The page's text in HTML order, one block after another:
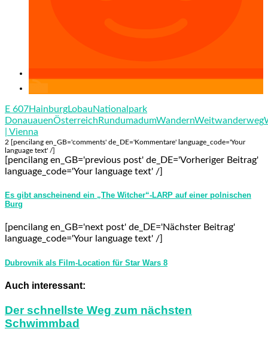
E 607HainburgLobauNationalpark
DonauauenÖsterreich RundumadumWandernWeitwanderweg
| Vienna
2 [pencilang en_GB='comments' de_DE='Kommentare' language_code='Your
language text' /]
[pencilang en_GB='previous post' de_DE='Vorheriger Beitrag'
language_code='Your language text' /]
Es gibt anscheinend ein „The Witcher“-LARP auf einer polnischen
Burg
[pencilang en_GB='next post' de_DE='Nächster Beitrag'
language_code='Your language text' /]
Dubrovnik als Film-Location für Star Wars 8
Auch interessant:
Der schnellste Weg zum nächsten
Schwimmbad